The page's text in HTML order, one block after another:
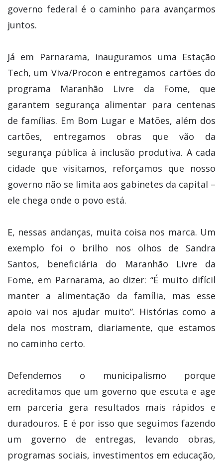
governo federal é o caminho para avançarmos
juntos.
Já em Parnarama, inauguramos uma Estação
Tech, um Viva/Procon e entregamos cartões do
programa Maranhão Livre da Fome, que
garantem segurança alimentar para centenas
de famílias. Em Bom Lugar e Matões, além dos
cartões, entregamos obras que vão da
segurança pública à inclusão produtiva. A cada
cidade que visitamos, reforçamos que nosso
governo não se limita aos gabinetes da capital –
ele chega onde o povo está.
E, nessas andanças, muita coisa nos marca. Um
exemplo foi o brilho nos olhos de Sandra
Santos, beneficiária do Maranhão Livre da
Fome, em Parnarama, ao dizer: “É muito difícil
manter a alimentação da família, mas esse
apoio vai nos ajudar muito”. Histórias como a
dela nos mostram, diariamente, que estamos
no caminho certo.
Defendemos o municipalismo porque
acreditamos que um governo que escuta e age
em parceria gera resultados mais rápidos e
duradouros. E é por isso que seguimos fazendo
um governo de entregas, levando obras,
programas sociais, investimentos em educação,